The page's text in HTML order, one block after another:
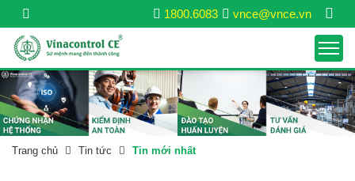
vnce@vnce.vn
1800.6083
Trang chủ Tin tức Tin mới nhất